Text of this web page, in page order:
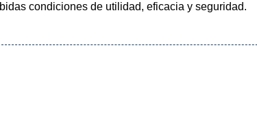
condiciones de utilidad, eficacia y seguridad.